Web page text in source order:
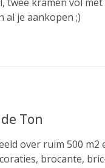
al je aankopen ;)
Ton
over ruim 500
brocante,